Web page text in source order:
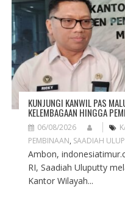
KUNJUNGI KANWIL PAS
KELEMBAGAAN HINGGA
06/08/2026
PEMBINAAN, SAADIAH
Ambon,
RI, Saadiah Uluputty
Kantor Wilayah...